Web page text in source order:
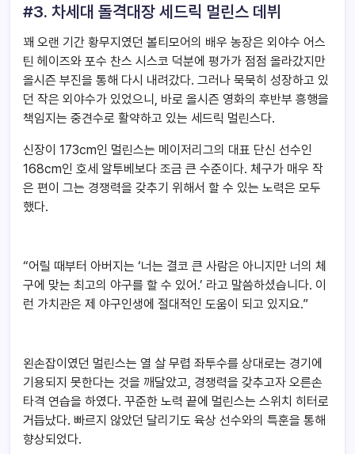
#3. 차세대 돌격대장 세드릭 멀린스 데뷔
꽤 오랜 기간 황무지였던 볼티모어의 배우 농장은 외야수 어스
틴 헤이즈와 포수 찬스 시스코 덕분에 평가가 점점 올라갔지만
올시즌 부진을 통해 다시 내려갔다. 그러나 묵묵히 성장하고 있
던 작은 외야수가 있었으니, 바로 올시즌 영화의 후반부 흥행을
책임지는 중견수로 활약하고 있는 세드릭 멀린스다.
신장이 173cm인 멀린스는 메이저리그의 대표 단신 선수인
168cm인 호세 알투베보다 조금 큰 수준이다. 체구가 매우 작
은 편이 그는 경쟁력을 갖추기 위해서 할 수 있는 노력은 모두
했다.
“어릴 때부터 아버지는 ‘너는 결코 큰 사람은 아니지만 너의 체
구에 맞는 최고의 야구를 할 수 있어.’ 라고 말씀하셨습니다. 이
런 가치관은 제 야구인생에 절대적인 도움이 되고 있지요.”
왼손잡이였던 멀린스는 열 살 무렵 좌투수를 상대로는 경기에
기용되지 못한다는 것을 깨달았고, 경쟁력을 갖추고자 오른손
타격 연습을 하였다. 꾸준한 노력 끝에 멀린스는 스위치 히터로
거듭났다. 빠르지 않았던 달리기도 육상 선수와의 특훈을 통해
향상되었다.